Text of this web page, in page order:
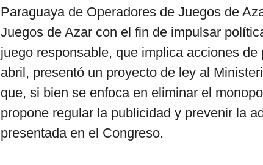
Paraguaya de Operadores de Juegos de
Juegos de Azar con el fin de impulsar
juego responsable, que implica acciones
abril, presentó un proyecto de ley al
que, si bien se enfoca en eliminar el
propone regular la publicidad y prevenir la
presentada en el Congreso.